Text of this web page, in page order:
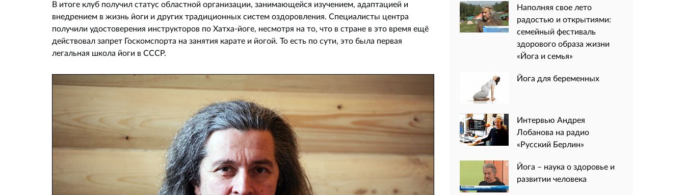
В итоге клуб получил статус областной организации, занимающейся изучением, адаптацией и
внедрением в жизнь йоги и других традиционных систем оздоровления. Специалисты центра
получили удостоверения инструкторов по Хатха-йоге, несмотря на то, что в стране в это время ещё
действовал запрет Госкомспорта на занятия карате и йогой. То есть по сути, это была первая
легальная школа йоги в СССР.
Наполняя свое лето
радостью и открытиями:
семейный фестиваль
здорового образа жизни
«Йога и семья»
Йога для беременных
Интервью Андрея
Лобанова на радио
«Русский Берлин»
Йога – наука о здоровье и
развитии человека